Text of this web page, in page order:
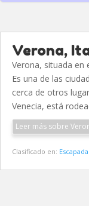
Verona,
Verona, situada en
Es una de las
cerca de otros
Venecia, está
Leer más sobre
Clasificado en: